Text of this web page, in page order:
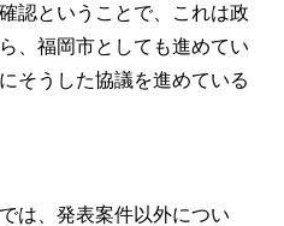
認ということで、これは政
、福岡市としても進めてい
そうした協議を進めている
は、発表案件以外につい